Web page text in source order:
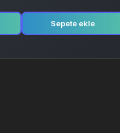
Sepete ekle